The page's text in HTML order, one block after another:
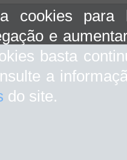
cookies para
e
basta
a
do site.